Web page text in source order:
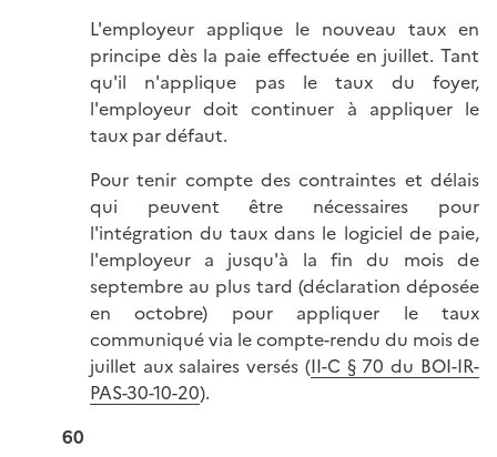
L'employeur applique le nouveau taux en
principe dès la paie effectuée en juillet. Tant
qu'il n'applique pas le taux du foyer,
l'employeur doit continuer à appliquer le
taux par défaut.
Pour tenir compte des contraintes et délais
qui peuvent être nécessaires pour
l'intégration du taux dans le logiciel de paie,
l'employeur a jusqu'à la fin du mois de
septembre au plus tard (déclaration déposée
en octobre) pour appliquer le taux
communiqué via le compte-rendu du mois de
juillet aux salaires versés (II-C § 70 du BOI-IR-
PAS-30-10-20).
60